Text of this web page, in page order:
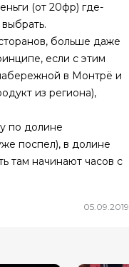
(от 20фр) где-
больше даже
если с этим
в Монтрё и
из региона),
по долине
поспел), в долине
там начинают часов с
05.09.2019